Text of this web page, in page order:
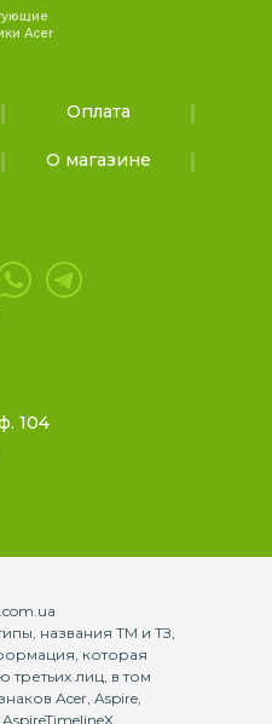
Acer
Оплата
О магазине
104
названия ТМ и ТЗ,
которая
третьих лиц, в том
Acer, Aspire,